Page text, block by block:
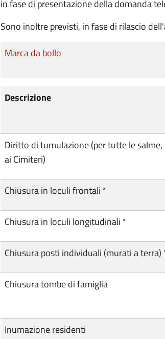
in fase di presentazione della domanda
Sono inoltre previsti, in fase di rilascio
Marca da bollo
Descrizione
Diritto di tumulazione (per tutte le
ai Cimiteri)
Chiusura in loculi frontali *
Chiusura in loculi longitudinali *
Chiusura posti individuali (murati a terra)
Chiusura tombe di famiglia
Inumazione residenti